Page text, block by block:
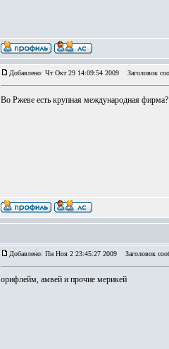
Добавлено: Чт Окт 29 14:09:54 2009 Заголовок
Во Ржеве есть крупная международная
Добавлено: Пн Ноя 2 23:45:27 2009 Заголовок
орифлейм, амвей и прочие мерикей